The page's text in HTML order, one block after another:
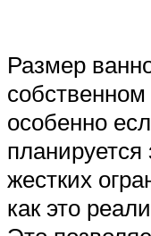
Размер
особенно
жестких
как это